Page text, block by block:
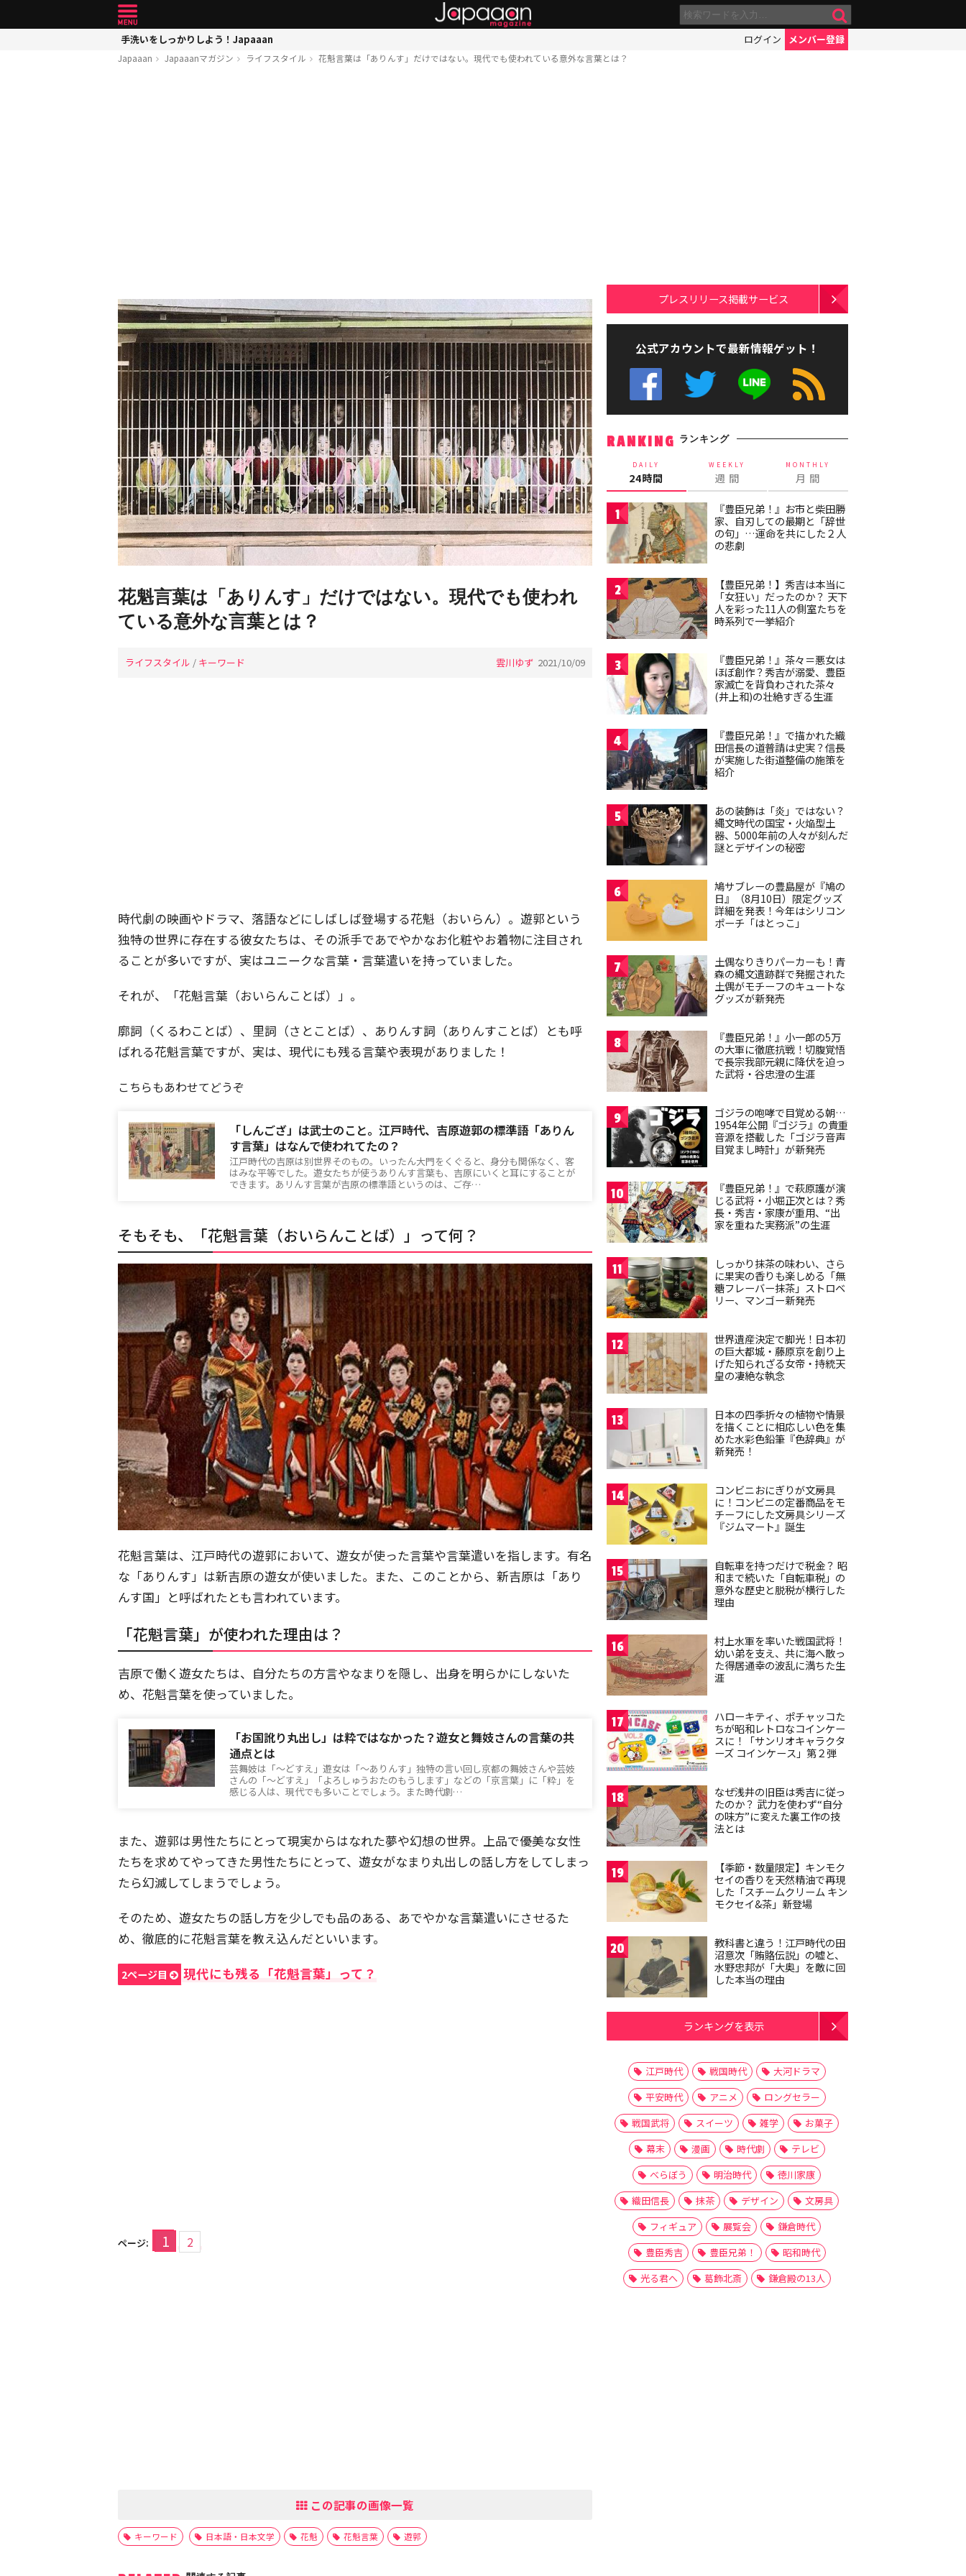
手洗いをしっかりしよう！Japaaan ログイン メンバー登録
Japaaan Japaaanマガジン ライフスタイル 花魁言葉は「ありんす」だけではない。現代でも使われている意外な言葉とは？
花魁言葉は「ありんす」だけではない。現代でも使われ
ている意外な言葉とは？
ライフスタイル / キーワード 雲川ゆず 2021/10/09
時代劇の映画やドラマ、落語などにしばしば登場する花魁（おいらん）。遊郭という
独特の世界に存在する彼女たちは、その派手であでやかなお化粧やお着物に注目され
ることが多いですが、実はユニークな言葉・言葉遣いを持っていました。
それが、「花魁言葉（おいらんことば）」。
廓詞（くるわことば）、里詞（さとことば）、ありんす詞（ありんすことば）とも呼
ばれる花魁言葉ですが、実は、現代にも残る言葉や表現がありました！
こちらもあわせてどうぞ
「しんござ」は武士のこと。江戸時代、吉原遊郭の標準語「ありん
す言葉」はなんで使われてたの？
江戸時代の吉原は別世界そのもの。いったん大門をくぐると、身分も関係なく、客
はみな平等でした。遊女たちが使うありんす言葉も、吉原にいくと耳にすることが
できます。あリんす言葉が吉原の標準語というのは、ご存…
そもそも、「花魁言葉（おいらんことば）」って何？
花魁言葉は、江戸時代の遊郭において、遊女が使った言葉や言葉遣いを指します。有名
な「ありんす」は新吉原の遊女が使いました。また、このことから、新吉原は「あり
んす国」と呼ばれたとも言われています。
「花魁言葉」が使われた理由は？
吉原で働く遊女たちは、自分たちの方言やなまりを隠し、出身を明らかにしないた
め、花魁言葉を使っていました。
「お国訛り丸出し」は粋ではなかった？遊女と舞妓さんの言葉の共
通点とは
芸舞妓は「～どすえ」遊女は「～ありんす」独特の言い回し京都の舞妓さんや芸妓
さんの「～どすえ」「よろしゅうおたのもうします」などの「京言葉」に「粋」を
感じる人は、現代でも多いことでしょう。また時代劇…
また、遊郭は男性たちにとって現実からはなれた夢や幻想の世界。上品で優美な女性
たちを求めてやってきた男性たちにとって、遊女がなまり丸出しの話し方をしてしまっ
たら幻滅してしまうでしょう。
そのため、遊女たちの話し方を少しでも品のある、あでやかな言葉遣いにさせるた
め、徹底的に花魁言葉を教え込んだといいます。
2ページ目 現代にも残る「花魁言葉」って？
ページ: 1 2
この記事の画像一覧
キーワード 日本語・日本文学 花魁 花魁言葉 遊郭
プレスリリース掲載サービス
公式アカウントで最新情報ゲット！
RANKING ランキング
DAILY
24時間
WEEKLY
週 間
MONTHLY
月 間
1
『豊臣兄弟！』お市と柴田勝
家、自刃しての最期と「辞世
の句」…運命を共にした２人
の悲劇
2
【豊臣兄弟！】秀吉は本当に
「女狂い」だったのか？ 天下
人を彩った11人の側室たちを
時系列で一挙紹介
3
『豊臣兄弟！』茶々＝悪女は
ほぼ創作？秀吉が溺愛、豊臣
家滅亡を背負わされた茶々
(井上和)の壮絶すぎる生涯
4
『豊臣兄弟！』で描かれた織
田信長の道普請は史実？信長
が実施した街道整備の施策を
紹介
5
あの装飾は「炎」ではない？
縄文時代の国宝・火焔型土
器、5000年前の人々が刻んだ
謎とデザインの秘密
6
鳩サブレーの豊島屋が『鳩の
日』（8月10日）限定グッズ
詳細を発表！今年はシリコン
ポーチ「はとっこ」
7
土偶なりきりパーカーも！青
森の縄文遺跡群で発掘された
土偶がモチーフのキュートな
グッズが新発売
8
『豊臣兄弟！』小一郎の5万
の大軍に徹底抗戦！切腹覚悟
で長宗我部元親に降伏を迫っ
た武将・谷忠澄の生涯
9
ゴジラの咆哮で目覚める朝…
1954年公開『ゴジラ』の貴重
音源を搭載した「ゴジラ音声
目覚まし時計」が新発売
10
『豊臣兄弟！』で萩原護が演
じる武将・小堀正次とは？秀
長・秀吉・家康が重用、“出
家を重ねた実務派”の生涯
11
しっかり抹茶の味わい、さら
に果実の香りも楽しめる「無
糖フレーバー抹茶」ストロベ
リー、マンゴー新発売
12
世界遺産決定で脚光！日本初
の巨大都城・藤原京を創り上
げた知られざる女帝・持統天
皇の凄絶な執念
13
日本の四季折々の植物や情景
を描くことに相応しい色を集
めた水彩色鉛筆『色辞典』が
新発売！
14
コンビニおにぎりが文房具
に！コンビニの定番商品をモ
チーフにした文房具シリーズ
『ジムマート』誕生
15
自転車を持つだけで税金？ 昭
和まで続いた「自転車税」の
意外な歴史と脱税が横行した
理由
16
村上水軍を率いた戦国武将！
幼い弟を支え、共に海へ散っ
た得居通幸の波乱に満ちた生
涯
17
ハローキティ、ポチャッコた
ちが昭和レトロなコインケー
スに！「サンリオキャラクタ
ーズ コインケース」第２弾
18
なぜ浅井の旧臣は秀吉に従っ
たのか？ 武力を使わず“自分
の味方”に変えた裏工作の技
法とは
19
【季節・数量限定】キンモク
セイの香りを天然精油で再現
した「スチームクリーム キン
モクセイ&茶」新登場
20
教科書と違う！江戸時代の田
沼意次「賄賂伝説」の嘘と、
水野忠邦が「大奥」を敵に回
した本当の理由
ランキングを表示
江戸時代 戦国時代
大河ドラマ
平安時代
アニメ
ロングセラー
戦国武将
スイーツ 雑学
お菓子
幕末
漫画 時代劇
テレビ
べらぼう
明治時代
徳川家康
織田信長
抹茶 デザイン
文房具
フィギュア
展覧会
鎌倉時代
豊臣秀吉
豊臣兄弟！
昭和時代
光る君へ
葛飾北斎 鎌倉殿の13人